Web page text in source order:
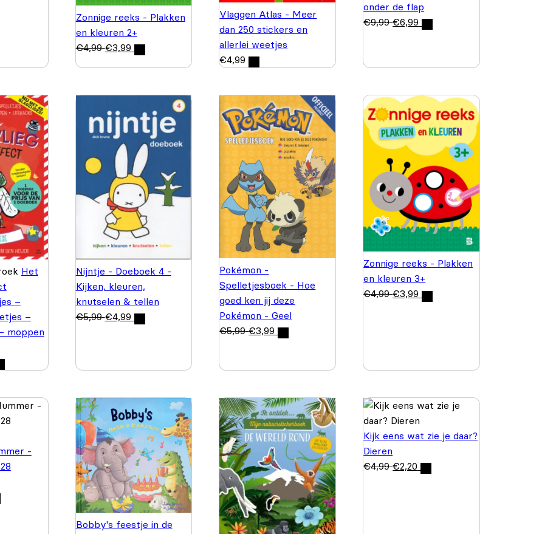
Zonnige reeks - Plakken
en kleuren 2+
€4,99 €3,99
Vlaggen Atlas - Meer
dan 250 stickers en
allerlei weetjes
€4,99
onder de flap
€9,99 €6,99
Het
–
–
moppen
Nijntje - Doeboek 4 -
Kijken, kleuren,
knutselen & tellen
€5,99 €4,99
Pokémon -
Spelletjesboek - Hoe
goed ken jij deze
Pokémon - Geel
€5,99 €3,99
Zonnige reeks - Plakken
en kleuren 3+
€4,99 €3,99
-
Bobby's feestje in de
Kijk eens wat zie je daar?
Dieren
€4,99 €2,20